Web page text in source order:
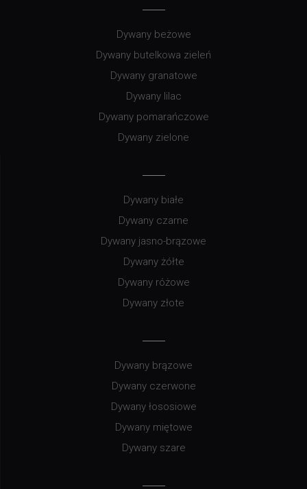
Dywany beżowe
Dywany butelkowa zieleń
Dywany granatowe
Dywany lilac
Dywany pomarańczowe
Dywany zielone
Dywany białe
Dywany czarne
Dywany jasno-brązowe
Dywany żółte
Dywany różowe
Dywany złote
Dywany brązowe
Dywany czerwone
Dywany łososiowe
Dywany miętowe
Dywany szare